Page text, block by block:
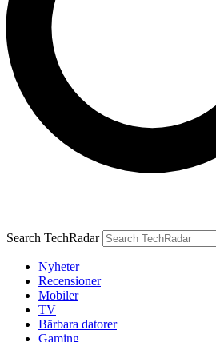
Search TechRadar
Nyheter
Recensioner
Mobiler
TV
Bärbara datorer
Gaming